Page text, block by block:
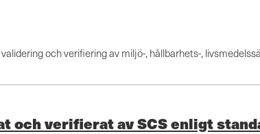
och verifiering av miljö-, hållbarhets-,
och verifierat av SCS enligt